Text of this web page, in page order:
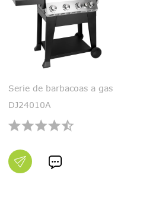
Serie de barbacoas a gas
DJ24010A
